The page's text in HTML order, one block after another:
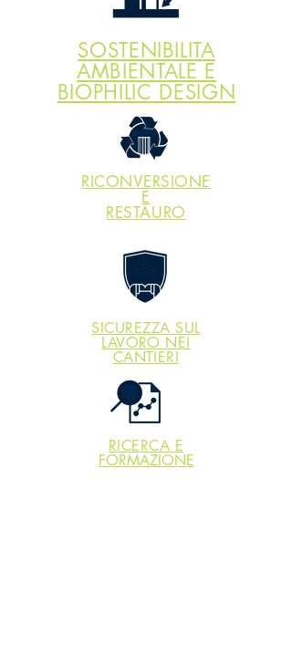
SOSTENIBILITA
AMBIENTALE E
BIOPHILIC DESIGN
RICONVERSIONE
E
RESTAURO
SICUREZZA SUL
LAVORO NEI
CANTIERI
RICERCA E
FORMAZIONE